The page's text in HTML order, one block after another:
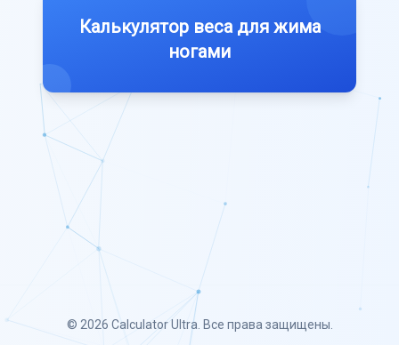
Калькулятор веса для жима
ногами
© 2026 Calculator Ultra. Все права защищены.